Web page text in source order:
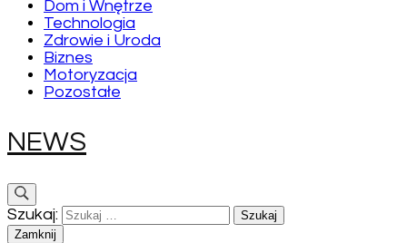
Dom i Wnętrze
Technologia
Zdrowie i Uroda
Biznes
Motoryzacja
Pozostałe
NEWS
Szukaj:
Zamknij